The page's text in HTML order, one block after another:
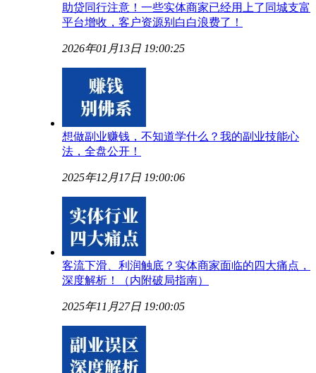
助贷同行注意！一些实体商家已经用上了同城支富
平台增收，客户资源别白白浪费了！
2026年01月13日 19:00:25
想做副业赚钱，不知道学什么？我的副业技能心
法，全盘公开！
2025年12月17日 19:00:06
客流下滑、利润触底？实体商家面临的四大痛点，
深度解析！（内附破局指南）
2025年11月27日 19:00:05